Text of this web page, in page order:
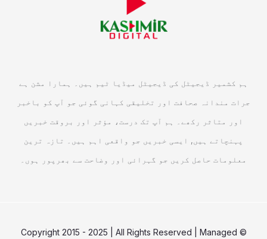
ہم کشمیر ڈیجیٹل کی ڈیجیٹل میڈیا ٹیم ہیں۔ ہمارا مشن ہے
جرات مندانہ صحافت اور تخلیقی کہانی گوئی جو آپ کو باخبر
اور متاثر رکھے۔ ہم آپ تک درست، مؤثر اور بروقت خبریں
پہنچاتے ہیں, ایسی خبریں جو واقعی اہم ہیں۔ تازہ ترین
معلومات حاصل کریں جو گہرائی اور وضاحت سے بھرپور ہوں۔
© Copyright 2015 - 2025 | All Rights Reserved | Managed